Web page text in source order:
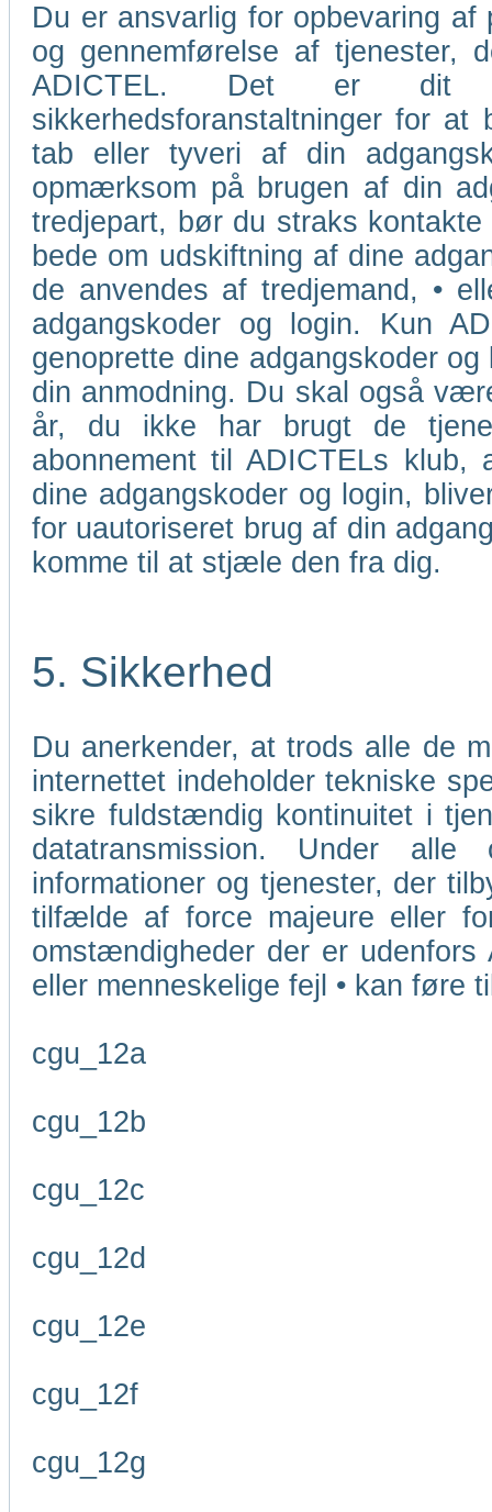
Du er ansvarlig for opbevaring
og gennemførelse af tjenester,
ADICTEL. Det er dit
sikkerhedsforanstaltninger for
tab eller tyveri af din
opmærksom på brugen af din
tredjepart, bør du straks
bede om udskiftning af dine
de anvendes af tredjemand, •
adgangskoder og login. Kun
genoprette dine adgangskoder
din anmodning. Du skal også
år, du ikke har brugt de
abonnement til ADICTELs klub,
dine adgangskoder og login,
for uautoriseret brug af din
komme til at stjæle den fra dig.
5. Sikkerhed
Du anerkender, at trods alle de
internettet indeholder tekniske
sikre fuldstændig kontinuitet i
datatransmission. Under
informationer og tjenester, der
tilfælde af force majeure eller
omstændigheder der er udenfors
eller menneskelige fejl • kan føre
cgu_12a
cgu_12b
cgu_12c
cgu_12d
cgu_12e
cgu_12f
cgu_12g